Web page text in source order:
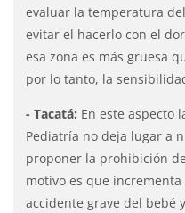
evaluar la temperatura
evitar el hacerlo con el
esa zona es más gruesa
por lo tanto, la
- Tacatá: En este aspecto
Pediatría no deja lugar a
proponer la prohibición
motivo es que
accidente grave del bebé